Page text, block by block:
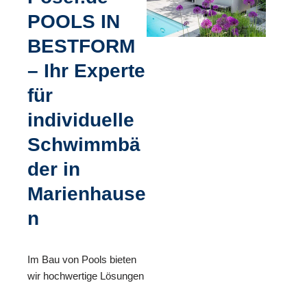
POOLS IN
BESTFORM
– Ihr Experte
für
individuelle
Schwimmbä
der in
Marienhause
n
Im Bau von Pools bieten
wir hochwertige Lösungen